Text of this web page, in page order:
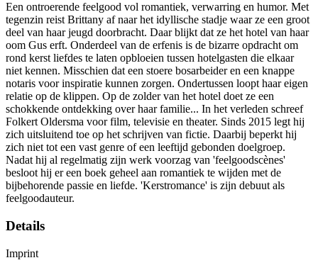
Een ontroerende feelgood vol romantiek, verwarring en humor. Met
tegenzin reist Brittany af naar het idyllische stadje waar ze een groot
deel van haar jeugd doorbracht. Daar blijkt dat ze het hotel van haar
oom Gus erft. Onderdeel van de erfenis is de bizarre opdracht om
rond kerst liefdes te laten opbloeien tussen hotelgasten die elkaar
niet kennen. Misschien dat een stoere bosarbeider en een knappe
notaris voor inspiratie kunnen zorgen. Ondertussen loopt haar eigen
relatie op de klippen. Op de zolder van het hotel doet ze een
schokkende ontdekking over haar familie... In het verleden schreef
Folkert Oldersma voor film, televisie en theater. Sinds 2015 legt hij
zich uitsluitend toe op het schrijven van fictie. Daarbij beperkt hij
zich niet tot een vast genre of een leeftijd gebonden doelgroep.
Nadat hij al regelmatig zijn werk voorzag van 'feelgoodscènes'
besloot hij er een boek geheel aan romantiek te wijden met de
bijbehorende passie en liefde. 'Kerstromance' is zijn debuut als
feelgoodauteur.
Details
Imprint